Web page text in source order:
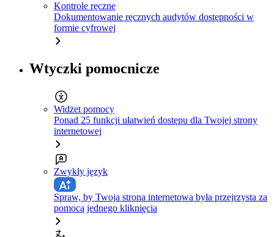
Kontrole ręczne
Dokumentowanie ręcznych audytów dostępności w
formie cyfrowej
Wtyczki pomocnicze
Widżet pomocy
Ponad 25 funkcji ułatwień dostępu dla Twojej strony
internetowej
Zwykły język
Spraw, by Twoja strona internetowa była przejrzysta za
pomocą jednego kliknięcia